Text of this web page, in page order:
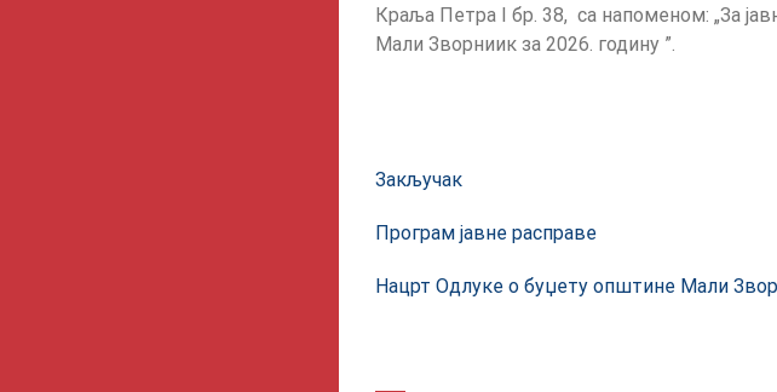
Краља Петра I бр. 38, са напоменом: „За
Мали Зворниик за 2026. годину ”.
Закључак
Програм јавне расправе
Нацрт Одлуке о буџету општине Мали